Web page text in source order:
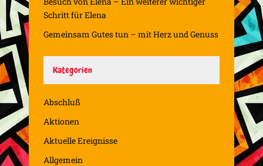
Schritt für Elena
Gemeinsam Gutes tun – mit Herz und Genuss
Kategorien
Abschluß
Aktionen
Aktuelle Ereignisse
Allgemein